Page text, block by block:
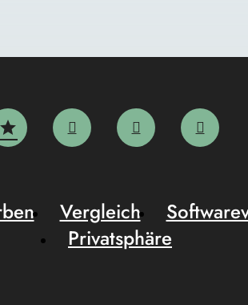
Vergleich
Privatsphäre